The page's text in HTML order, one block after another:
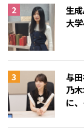
生
大
与
乃
に